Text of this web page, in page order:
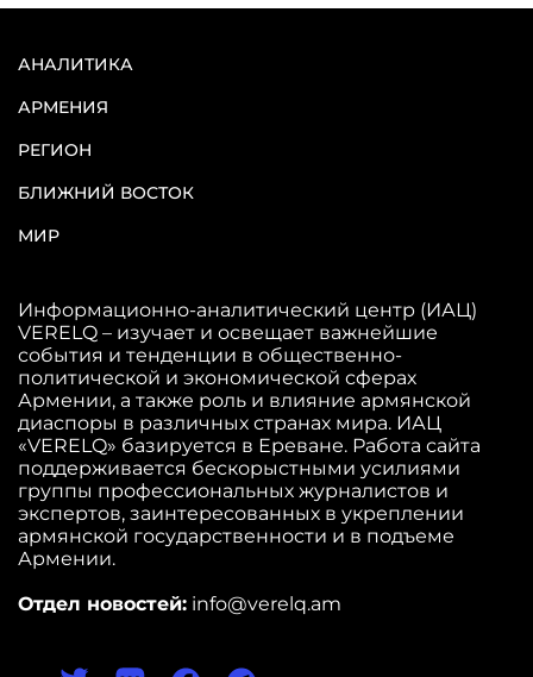
АНАЛИТИКА
АРМЕНИЯ
РЕГИОН
БЛИЖНИЙ ВОСТОК
МИР
Информационно-аналитический центр (ИАЦ)
VERELQ – изучает и освещает важнейшие
события и тенденции в общественно-
политической и экономической сферах
Армении, а также роль и влияние армянской
диаспоры в различных странах мира. ИАЦ
«VERELQ» базируется в Ереване. Работа сайта
поддерживается бескорыстными усилиями
группы профессиональных журналистов и
экспертов, заинтересованных в укреплении
армянской государственности и в подъеме
Армении.
Отдел новостей: info@verelq.am